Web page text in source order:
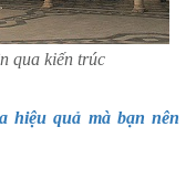
qua kiến trúc
hiệu quả mà bạn nên